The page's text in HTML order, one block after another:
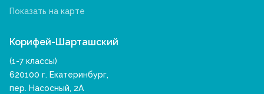
Показать на карте
Корифей-Шарташский
(1-7 классы)
620100 г. Екатеринбург,
пер. Насосный, 2А